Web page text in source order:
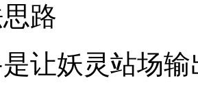
路
让妖灵站场